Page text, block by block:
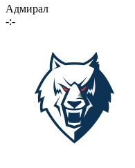
Адмирал
-:-